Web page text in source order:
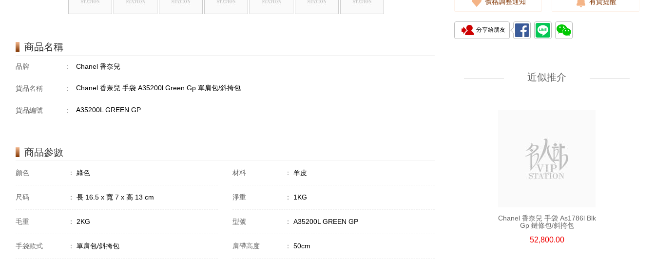
商品名稱
品牌 : Chanel 香奈兒
貨品名稱 : Chanel 香奈兒 手袋 A35200l Green Gp 單肩包/斜挎包
貨品編號 : A35200L GREEN GP
商品參數
顏色 ： 綠色 材料 ： 羊皮
尺码 ： 長 16.5 x 寬 7 x 高 13 cm 淨重 ： 1KG
毛重 ： 2KG 型號 ： A35200L GREEN GP
手袋款式 ： 單肩包/斜挎包 肩帶高度 ： 50cm
分享給朋友
近似推介
55,800.00
Chanel 香奈兒 手袋 As1786l Blk
Gp 鏈條包/斜挎包
52,800.00